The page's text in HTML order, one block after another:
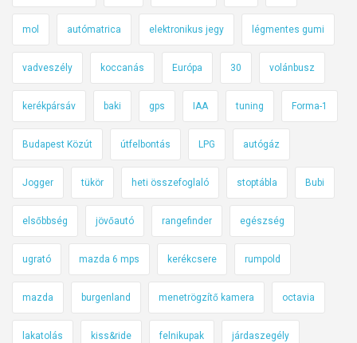
mol autómatrica elektronikus jegy légmentes gumi
vadveszély koccanás Európa 30 volánbusz
kerékpársáv baki gps IAA tuning Forma-1
Budapest Közút útfelbontás LPG autógáz
Jogger tükör heti összefoglaló stoptábla Bubi
elsőbbség jövőautó rangefinder egészség
ugrató mazda 6 mps kerékcsere rumpold
mazda burgenland menetrögzítő kamera octavia
lakatolás kiss&ride felnikupak járdaszegély